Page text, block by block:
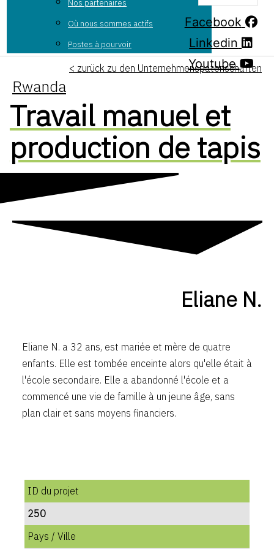
Nos partenaires
Où nous sommes actifs
Postes à pourvoir
Facebook
Linkedin
Youtube
< zurück zu den Unternehmenspatenschaften
Rwanda
Travail manuel et
production de tapis
Eliane N.
Eliane N. a 32 ans, est mariée et mère de quatre
enfants. Elle est tombée enceinte alors qu'elle était à
l'école secondaire. Elle a abandonné l'école et a
commencé une vie de famille à un jeune âge, sans
plan clair et sans moyens financiers.
ID du projet
250
Pays / Ville